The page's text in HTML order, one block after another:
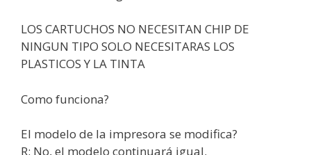
LOS CARTUCHOS NO NECESITAN CHIP DE
NINGUN TIPO SOLO NECESITARAS LOS
PLASTICOS Y LA TINTA
Como funciona?
El modelo de la impresora se modifica?
R: No, el modelo continuará igual.